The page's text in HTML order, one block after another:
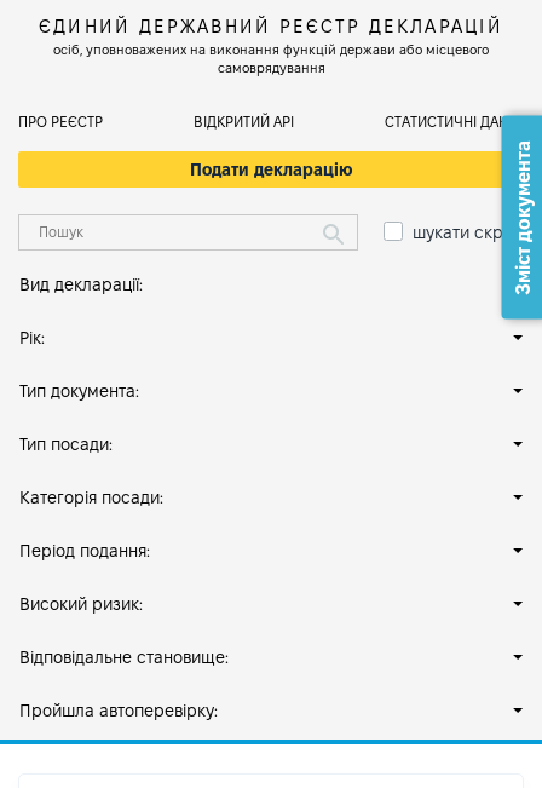
ЄДИНИЙ ДЕРЖАВНИЙ РЕЄСТР ДЕКЛАРАЦІЙ
осіб, уповноважених на виконання функцій держави або місцевого
самоврядування
ПРО РЕЄСТР ВІДКРИТИЙ АРІ СТАТИСТИЧНІ ДАНІ
Подати декларацію
шукати скрізь
Вид декларації:
Рік:
Тип документа:
Тип посади:
Категорія посади:
Період подання:
Високий ризик:
Відповідальне становище:
Пройшла автоперевірку:
Зміст документа